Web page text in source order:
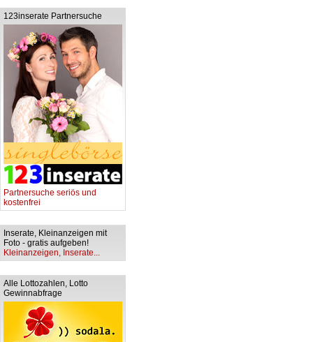
123inserate Partnersuche
Partnersuche seriös und
kostenfrei
Inserate, Kleinanzeigen mit
Foto - gratis aufgeben!
Kleinanzeigen, Inserate...
Alle Lottozahlen, Lotto
Gewinnabfrage